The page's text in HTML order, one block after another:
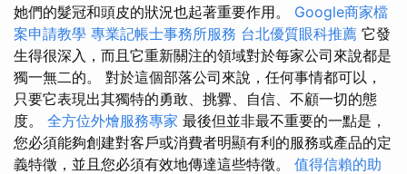
她們的髮冠和頭皮的狀況也起著重要作用。 Google商家檔
案申請教學 專業記帳士事務所服務 台北優質眼科推薦 它發
生得很深入，而且它重新關注的領域對於每家公司來說都是
獨一無二的。 對於這個部落公司來說，任何事情都可以，
只要它表現出其獨特的勇敢、挑釁、自信、不顧一切的態
度。 全方位外燴服務專家 最後但並非最不重要的一點是，
您必須能夠創建對客戶或消費者明顯有利的服務或產品的定
義特徵，並且您必須有效地傳達這些特徵。 值得信賴的助